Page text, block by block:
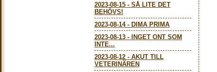
2023-08-15 - SÅ LITE DET
BEHÖVS!
2023-08-14- DIMA PRIMA
2023-08-13 -
INGET ONT SOM
INTE...
2023-08-12 - AKUT TILL
VETERINÄREN